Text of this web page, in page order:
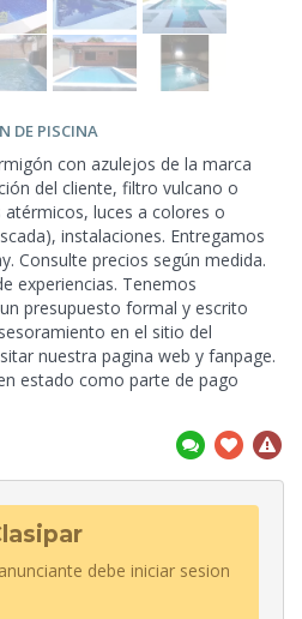
DE PISCINA
con azulejos de la marca
del cliente, filtro vulcano o
luces a colores o
instalaciones. Entregamos
Consulte precios según medida.
experiencias. Tenemos
presupuesto formal y escrito
en el sitio del
nuestra pagina web y fanpage.
estado como parte de pago
debe iniciar sesion